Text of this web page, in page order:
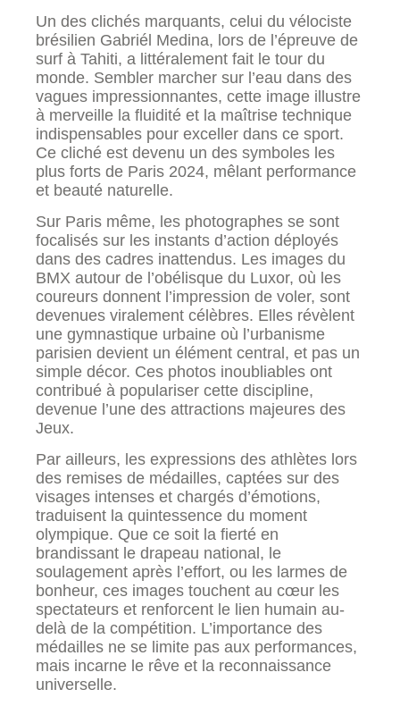
Un des clichés marquants, celui du vélociste
brésilien Gabriél Medina, lors de l’épreuve de
surf à Tahiti, a littéralement fait le tour du
monde. Sembler marcher sur l’eau dans des
vagues impressionnantes, cette image illustre
à merveille la fluidité et la maîtrise technique
indispensables pour exceller dans ce sport.
Ce cliché est devenu un des symboles les
plus forts de Paris 2024, mêlant performance
et beauté naturelle.
Sur Paris même, les photographes se sont
focalisés sur les instants d’action déployés
dans des cadres inattendus. Les images du
BMX autour de l’obélisque du Luxor, où les
coureurs donnent l’impression de voler, sont
devenues viralement célèbres. Elles révèlent
une gymnastique urbaine où l’urbanisme
parisien devient un élément central, et pas un
simple décor. Ces photos inoubliables ont
contribué à populariser cette discipline,
devenue l’une des attractions majeures des
Jeux.
Par ailleurs, les expressions des athlètes lors
des remises de médailles, captées sur des
visages intenses et chargés d’émotions,
traduisent la quintessence du moment
olympique. Que ce soit la fierté en
brandissant le drapeau national, le
soulagement après l’effort, ou les larmes de
bonheur, ces images touchent au cœur les
spectateurs et renforcent le lien humain au-
delà de la compétition. L’importance des
médailles ne se limite pas aux performances,
mais incarne le rêve et la reconnaissance
universelle.